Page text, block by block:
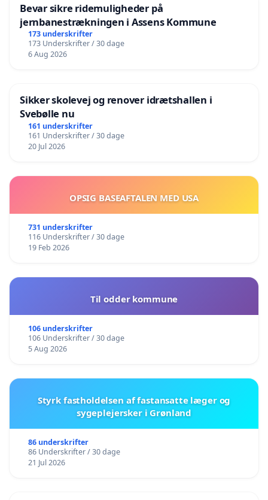
Bevar sikre ridemuligheder på
jernbanestrækningen i Assens Kommune
173 underskrifter
173 Underskrifter / 30 dage
6 Aug 2026
Sikker skolevej og renover idrætshallen i
Svebølle nu
161 underskrifter
161 Underskrifter / 30 dage
20 Jul 2026
OPSIG BASEAFTALEN MED USA
731 underskrifter
116 Underskrifter / 30 dage
19 Feb 2026
Til odder kommune
106 underskrifter
106 Underskrifter / 30 dage
5 Aug 2026
Styrk fastholdelsen af fastansatte læger og
sygeplejersker i Grønland
86 underskrifter
86 Underskrifter / 30 dage
21 Jul 2026